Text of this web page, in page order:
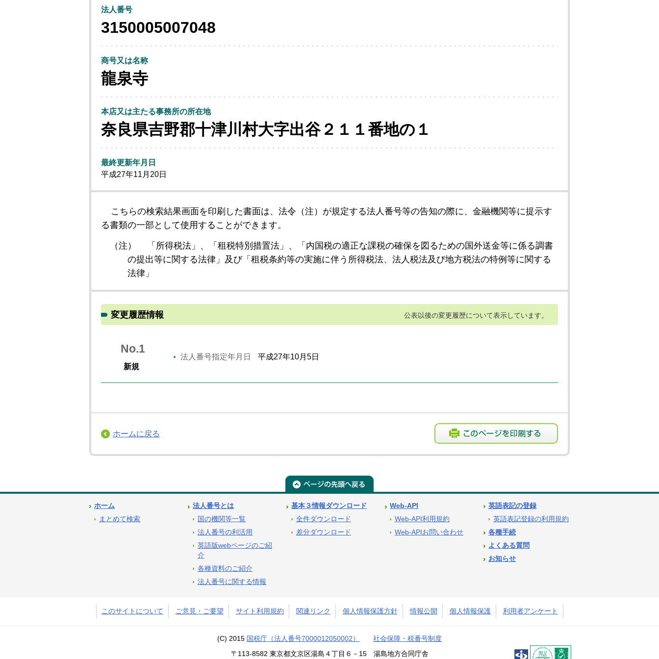
法人番号
3150005007048
商号又は名称
龍泉寺
本店又は主たる事務所の所在地
奈良県吉野郡十津川村大字出谷２１１番地の１
最終更新年月日
平成27年11月20日
こちらの検索結果画面を印刷した書面は、法令（注）が規定する法人番号等の告知の際に、金融機関等に提示す
る書類の一部として使用することができます。
（注）
「所得税法」、「租税特別措置法」、「内国税の適正な課税の確保を図るための国外送金等に係る調書
の提出等に関する法律」及び「租税条約等の実施に伴う所得税法、法人税法及び地方税法の特例等に関する
法律」
変更履歴情報 公表以後の変更履歴について表示しています。
No.1
新規
法人番号指定年月日 平成27年10月5日
ホームに戻る
ホーム
まとめて検索
法人番号とは
国の機関等一覧
法人番号の利活用
英語版webページのご紹
介
各種資料のご紹介
法人番号に関する情報
基本３情報ダウンロード
全件ダウンロード
差分ダウンロード
Web-API
Web-API利用規約
Web-APIお問い合わせ
英語表記の登録
英語表記登録の利用規約
各種手続
よくある質問
お知らせ
このサイトについて ご意見・ご要望 サイト利用規約 関連リンク 個人情報保護方針 情報公開 個人情報保護 利用者アンケート
(C) 2015 国税庁（法人番号7000012050002） 社会保障・税番号制度
〒113-8582 東京都文京区湯島４丁目６－15 湯島地方合同庁舎